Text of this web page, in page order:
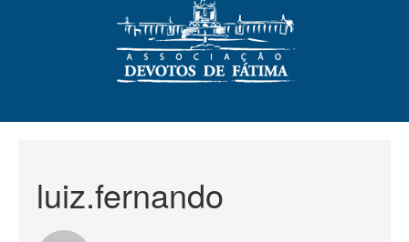
luiz.fernando